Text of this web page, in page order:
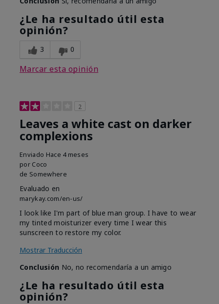
¿Le ha resultado útil esta
opinión?
3 0
Marcar esta opinión
2
Leaves a white cast on darker
complexions
Enviado Hace 4 meses
por Coco
de Somewhere
Evaluado en
marykay.com/en-us/
I look like I'm part of blue man group. I have to wear
my tinted moisturizer every time I wear this
sunscreen to restore my color.
Mostrar Traducción
Conclusión No, no recomendaría a un amigo
¿Le ha resultado útil esta
opinión?